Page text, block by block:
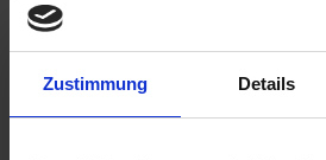
Zustimmung Details
Please inform me as soon